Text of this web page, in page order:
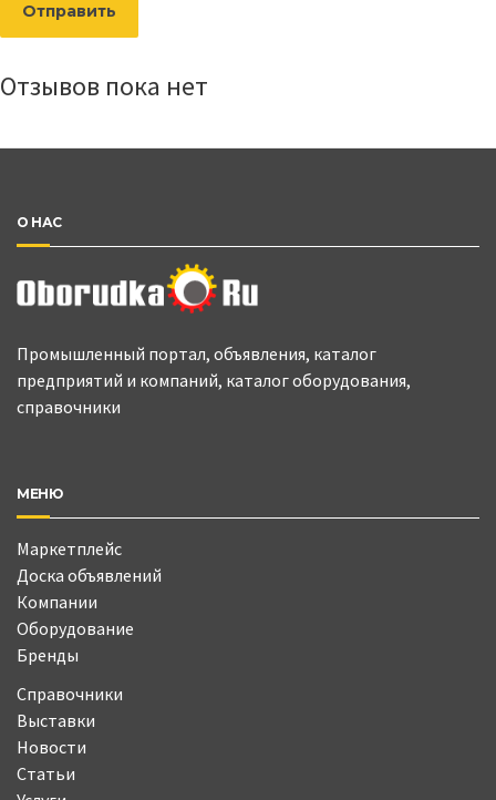
Отправить
Отзывов пока нет
О НАС
Промышленный портал, объявления, каталог
предприятий и компаний, каталог оборудования,
справочники
МЕНЮ
Маркетплейс
Доска объявлений
Компании
Оборудование
Бренды
Справочники
Выставки
Новости
Статьи